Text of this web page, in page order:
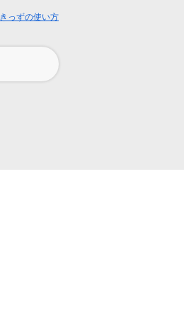
きっずの使い方